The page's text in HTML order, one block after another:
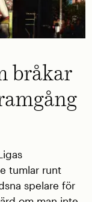
bråkar
tumlar runt
spelare för